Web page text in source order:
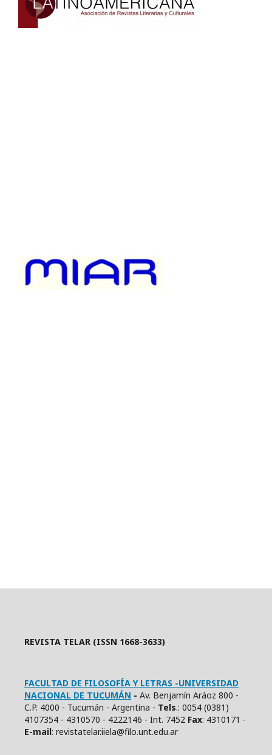
REVISTA TELAR (ISSN 1668-3633)
FACULTAD DE FILOSOFÍA Y LETRAS -UNIVERSIDAD
NACIONAL DE TUCUMÁN - Av. Benjamín Aráoz 800 -
C.P. 4000 - Tucumán - Argentina - Tels.: 0054 (0381)
4107354 - 4310570 - 4222146 - Int. 7452 Fax: 4310171 -
E-mail: revistatelar.iiela@filo.unt.edu.ar